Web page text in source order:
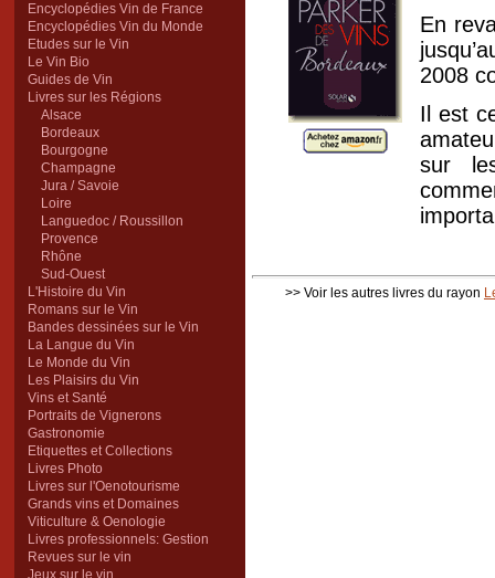
Encyclopédies Vin de France
Encyclopédies Vin du Monde
Etudes sur le Vin
Le Vin Bio
Guides de Vin
Livres sur les Régions
Alsace
Bordeaux
Bourgogne
Champagne
Jura / Savoie
Loire
Languedoc / Roussillon
Provence
Rhône
Sud-Ouest
L'Histoire du Vin
Romans sur le Vin
Bandes dessinées sur le Vin
La Langue du Vin
Le Monde du Vin
Les Plaisirs du Vin
Vins et Santé
Portraits de Vignerons
Gastronomie
Etiquettes et Collections
Livres Photo
Livres sur l'Oenotourisme
Grands vins et Domaines
Viticulture & Oenologie
Livres professionnels: Gestion
Revues sur le vin
Jeux sur le vin
En
2008
Il est
sur
>> Voir les autres livres du rayon